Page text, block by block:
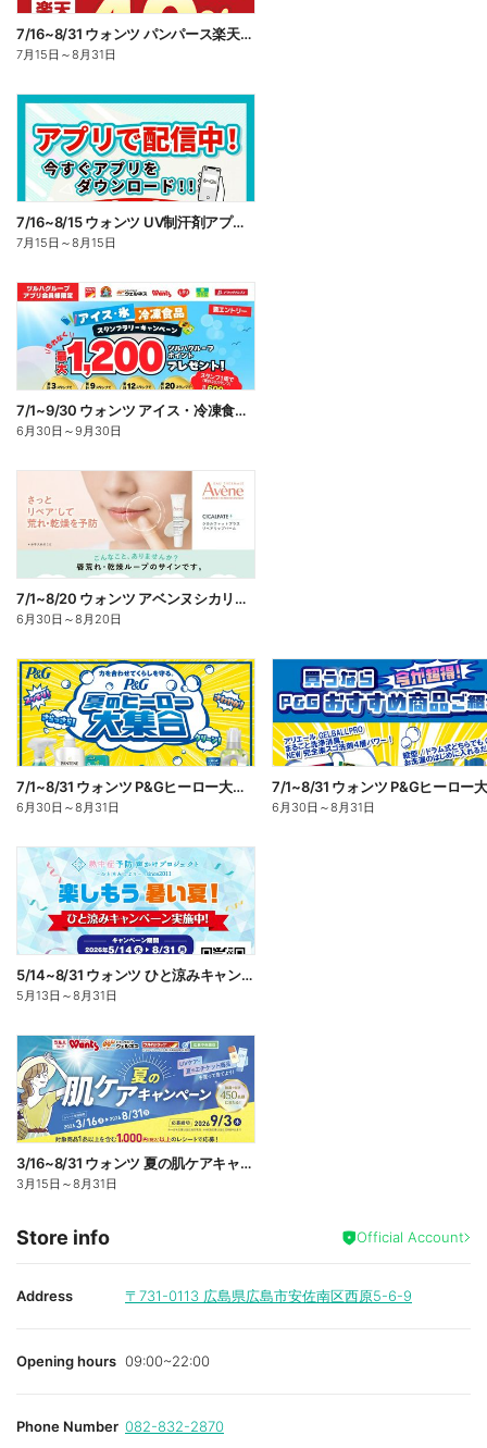
7/16~8/31 ウォンツ パンパース楽天ポイント還元企画
7月15日 ～8月31日
7/16~8/15 ウォンツ UV制汗剤アプリ企画
7月15日 ～8月15日
7/1~9/30 ウォンツ アイス・冷凍食品スタンプラリーキャンペーン企
6月30日 ～9月30日
7/1~8/20 ウォンツ アベンヌシカリップ予約
6月30日 ～8月20日
7/1~8/31 ウォンツ P&Gヒーロー大集合キャンペーン企画ー1
6月30日 ～8月31日 6月30日 ～8月31日
5/14~8/31 ウォンツ ひと涼みキャンペーン
5月13日 ～8月31日
3/16~8/31 ウォンツ 夏の肌ケアキャンペーン
3月15日 ～8月31日
Store info Official Account
Address 〒731-0113 広島県広島市安佐南区西原5-6-9
Opening hours 09:00~22:00
Phone Number 082-832-2870